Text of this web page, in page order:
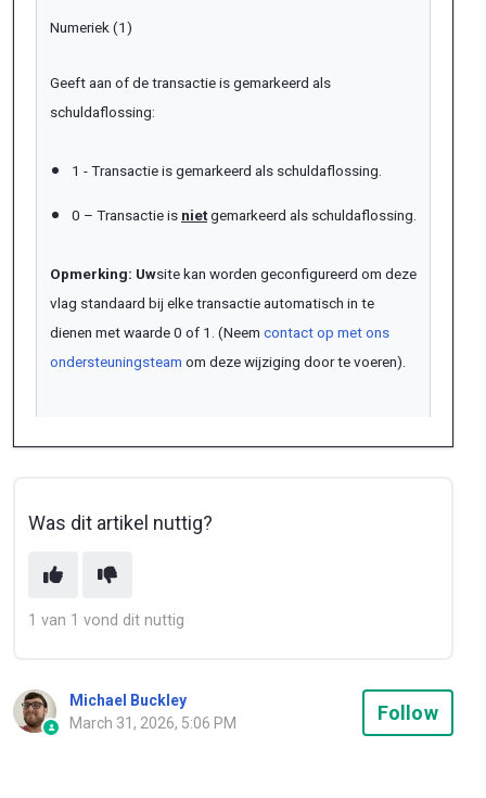
Numeriek (1)
Geeft aan of de transactie is gemarkeerd als
schuldaflossing:
1 - Transactie is gemarkeerd als schuldaflossing.
0 – Transactie is nietgemarkeerd als schuldaflossing.
Opmerking: Uwsite kan worden geconfigureerd om deze
vlag standaard bij elke transactie automatisch in te
dienen met waarde 0 of 1. (Neem contact op met ons
ondersteuningsteam om deze wijziging door te voeren).
Was dit artikel nuttig?
1 van 1 vond dit nuttig
Michael Buckley
March 31, 2026, 5:06 PM
Follow